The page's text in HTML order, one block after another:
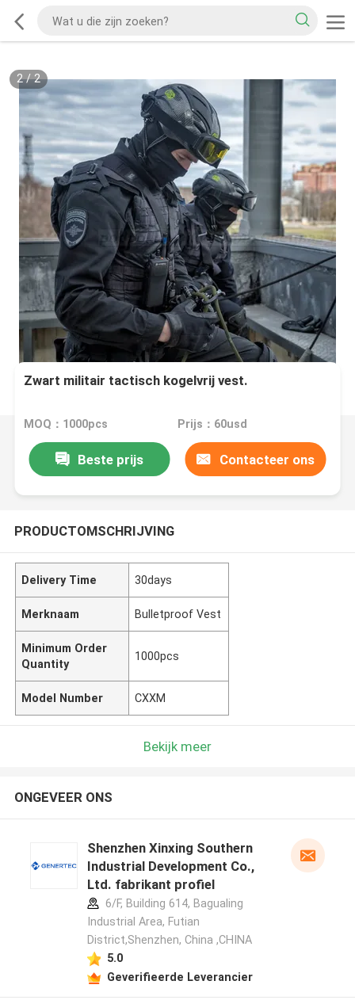
2/2
Zwart militair tactisch kogelvrij vest.
MOQ：1000pcs Prijs：60usd
Beste prijs Contacteer ons
PRODUCTOMSCHRIJVING
Delivery Time 30days
Merknaam Bulletproof Vest
Minimum Order
Quantity
1000pcs
Model Number CXXM
Bekijk meer
ONGEVEER ONS
Shenzhen Xinxing Southern
Industrial Development Co.,
Ltd. fabrikant profiel
6/F, Building 614, Bagualing
Industrial Area, Futian
District,Shenzhen, China ,CHINA
5.0
Geverifieerde Leverancier